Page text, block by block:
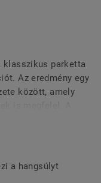
klasszikus parketta
Az eredmény egy
között, amely
valamint kis- és
felületű, hogy
kollekciónkban
a hangsúlyt